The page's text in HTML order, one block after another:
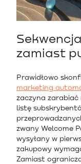
zamiast
Prawidłowo
marketing
zaczyna zarabiać
listę
zwany Welcome
wysyłany w
zakupowy
Zamiast